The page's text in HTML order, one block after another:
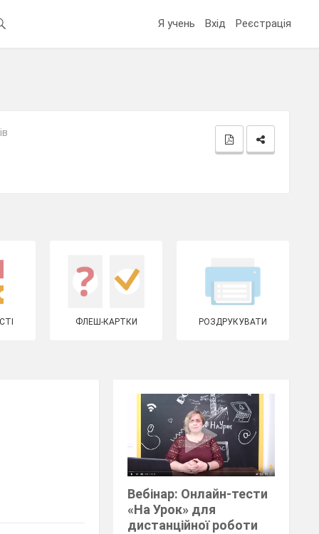
Я учень Вхід Реєстрація
ФЛЕШ-КАРТКИ РОЗДРУКУВАТИ
Вебінар: Онлайн-тести
«На Урок» для
дистанційної роботи